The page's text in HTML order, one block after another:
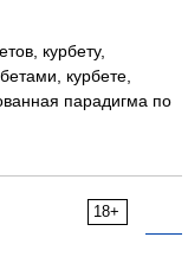
курбету,
курбете,
парадигма по
18+